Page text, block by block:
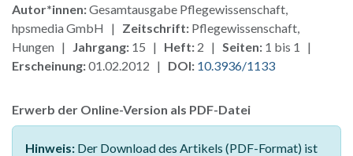
Autor*innen:Gesamtausgabe Pflegewissenschaft,
hpsmedia GmbH | Zeitschrift: Pflegewissenschaft,
Hungen | Jahrgang: 15 | Heft: 2 | Seiten: 1 bis 1 |
Erscheinung:01.02.2012 | DOI: 10.3936/1133
Erwerb der Online-Version als PDF-Datei
Hinweis: Der Download des Artikels (PDF-Format) ist